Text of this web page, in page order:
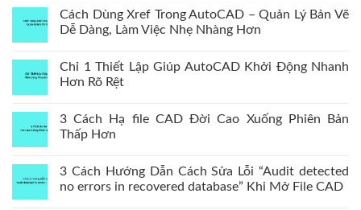
Cách Dùng Xref Trong AutoCAD – Quản Lý Bản Vẽ
Dễ Dàng, Làm Việc Nhẹ Nhàng Hơn
Chỉ 1 Thiết Lập Giúp AutoCAD Khởi Động Nhanh
Hơn Rõ Rệt
3 Cách Hạ file CAD Đời Cao Xuống Phiên Bản
Thấp Hơn
3 Cách Hướng Dẫn Cách Sửa Lỗi “Audit detected
no errors in recovered database” Khi Mở File CAD